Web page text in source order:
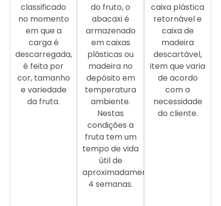
classificado
no momento
em que a
carga é
descarregada,
é feita por
cor, tamanho
e variedade
da fruta.
do fruto, o
abacaxi é
armazenado
em caixas
plásticas ou
madeira no
depósito em
temperatura
ambiente.
Nestas
condições a
fruta tem um
tempo de vida
útil de
aproximadamente
4 semanas.
caixa plástica
retornável e
caixa de
madeira
descartável,
item que varia
de acordo
com a
necessidade
do cliente.